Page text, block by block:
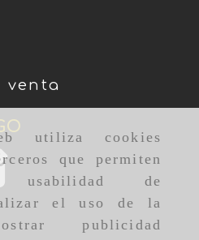
utiliza cookies
que permiten
de
el uso de la
publicidad
venta